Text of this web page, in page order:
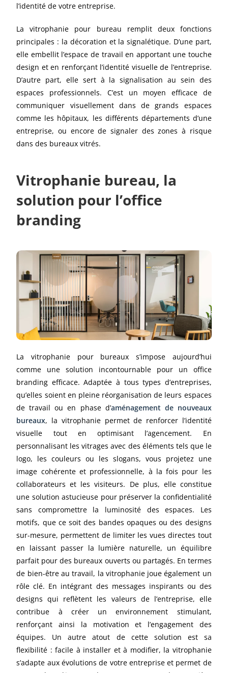
l’identité de votre entreprise.
La vitrophanie pour bureau remplit deux fonctions
principales : la décoration et la signalétique. D’une part,
elle embellit l’espace de travail en apportant une touche
design et en renforçant l’identité visuelle de l’entreprise.
D’autre part, elle sert à la signalisation au sein des
espaces professionnels. C’est un moyen efficace de
communiquer visuellement dans de grands espaces
comme les hôpitaux, les différents départements d’une
entreprise, ou encore de signaler des zones à risque
dans des bureaux vitrés.
Vitrophanie bureau, la
solution pour l’office
branding
La vitrophanie pour bureaux s’impose aujourd’hui
comme une solution incontournable pour un office
branding efficace. Adaptée à tous types d’entreprises,
qu’elles soient en pleine réorganisation de leurs espaces
de travail ou en phase d’aménagement de nouveaux
bureaux, la vitrophanie permet de renforcer l’identité
visuelle tout en optimisant l’agencement. En
personnalisant les vitrages avec des éléments tels que le
logo, les couleurs ou les slogans, vous projetez une
image cohérente et professionnelle, à la fois pour les
collaborateurs et les visiteurs. De plus, elle constitue
une solution astucieuse pour préserver la confidentialité
sans compromettre la luminosité des espaces. Les
motifs, que ce soit des bandes opaques ou des designs
sur-mesure, permettent de limiter les vues directes tout
en laissant passer la lumière naturelle, un équilibre
parfait pour des bureaux ouverts ou partagés. En termes
de bien-être au travail, la vitrophanie joue également un
rôle clé. En intégrant des messages inspirants ou des
designs qui reflètent les valeurs de l’entreprise, elle
contribue à créer un environnement stimulant,
renforçant ainsi la motivation et l’engagement des
équipes. Un autre atout de cette solution est sa
flexibilité : facile à installer et à modifier, la vitrophanie
s’adapte aux évolutions de votre entreprise et permet de